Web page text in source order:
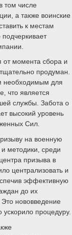
том числе
а также воинские
к местам
от момента сбора и
продуман.
необходимым для
что является
службы. Забота о
высокий уровень
Сил.
на военную
методики, среди
призыва в
централизовать и
эффективную
до их
нововведение
процедуру.